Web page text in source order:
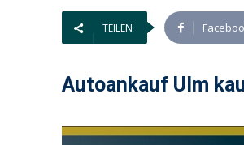
TEILEN
Autoankauf Ulm